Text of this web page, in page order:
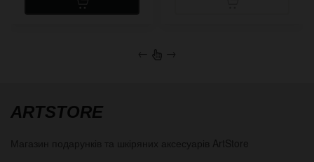
← →
ARTSTORE